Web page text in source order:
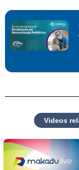
Videos